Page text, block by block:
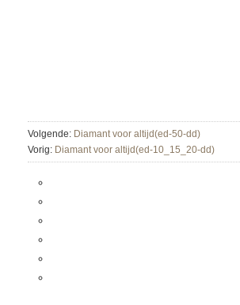
Volgende: Diamant voor altijd(ed-50-dd)
Vorig: Diamant voor altijd(ed-10_15_20-dd)